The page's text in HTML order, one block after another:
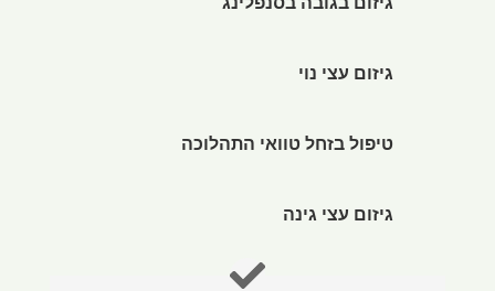
גיזום בגובה בסנפלינג
גיזום עצי נוי
טיפול בזחל טוואי התהלוכה
גיזום עצי גינה